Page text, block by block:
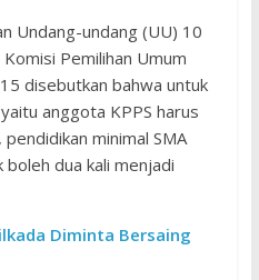
Undang-undang (UU) 10
Pemilihan Umum
disebutkan bahwa untuk
anggota KPPS harus
minimal SMA
dua kali menjadi
Diminta Bersaing